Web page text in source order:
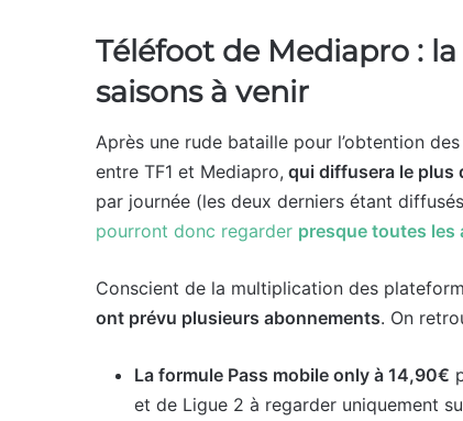
Téléfoot de Mediapro :
saisons à venir
Après une rude bataille pour l’obtention
entre TF1 et Mediapro, qui diffusera le plus
par journée (les deux derniers étant
pourront donc regarder presque toutes les
Conscient de la multiplication des
ont prévu plusieurs abonnements. On
La formule Pass mobile only à 14,90€
et de Ligue 2 à regarder uniquement